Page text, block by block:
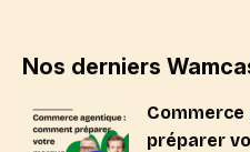
Nos derniers
préparer